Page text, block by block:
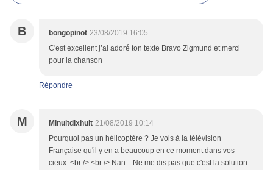
B bongopinot 23/08/2019 16:05
C'est excellent j’ai adoré ton texte Bravo Zigmund et merci
pour la chanson
Répondre
M Minuitdixhuit 21/08/2019 10:14
Pourquoi pas un hélicoptère ? Je vois à la télévision
Française qu'il y en a beaucoup en ce moment dans vos
cieux. <br /> <br /> Nan... Ne me dis pas que c'est la solution